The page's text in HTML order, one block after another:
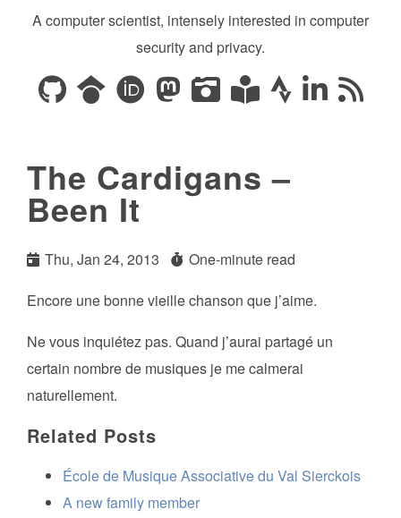
A computer scientist, intensely interested in computer
security and privacy.
The Cardigans –
Been It
Thu, Jan 24, 2013
One-minute read
Encore une bonne vieille chanson que j’aime.
Ne vous inquiétez pas. Quand j’aurai partagé un
certain nombre de musiques je me calmerai
naturellement.
Related Posts
École de Musique Associative du Val Sierckois
A new family member